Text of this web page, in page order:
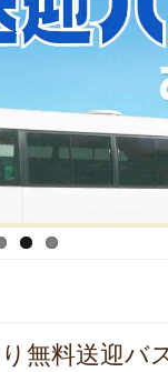
無料送迎バ